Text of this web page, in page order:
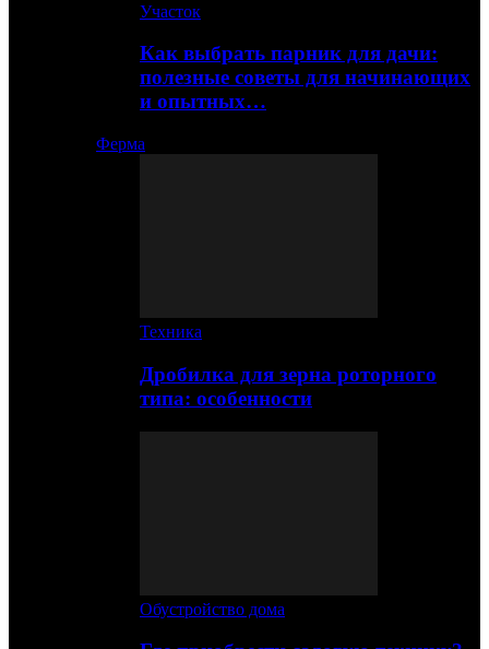
Участок
Как выбрать парник для дачи:
полезные советы для начинающих
и опытных…
Ферма
Техника
Дробилка для зерна роторного
типа: особенности
Обустройство дома